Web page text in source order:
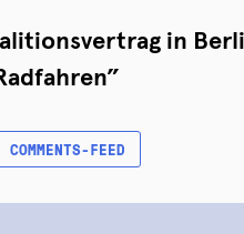
in
”
COMMENTS-FEED